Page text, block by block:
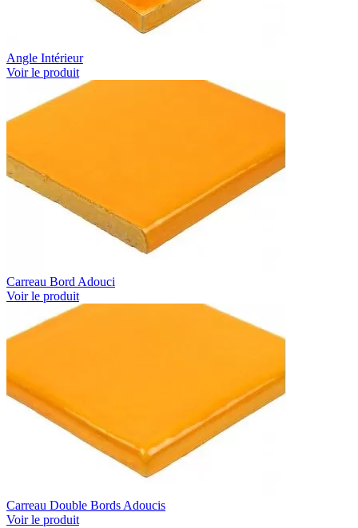
Angle Intérieur
Voir le produit
Carreau Bord Adouci
Voir le produit
Carreau Double Bords Adoucis
Voir le produit